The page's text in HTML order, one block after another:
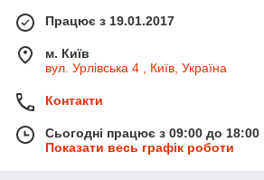
Працює з 19.01.2017
м. Київ
вул. Урлівська 4 , Київ, Україна
Контакти
Сьогодні працює з 09:00 до 18:00
Показати весь графік роботи